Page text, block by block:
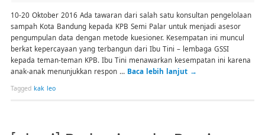
10-20 Oktober 2016 Ada tawaran dari salah satu konsultan pengelolaan
sampah Kota Bandung kepada KPB Semi Palar untuk menjadi asesor
pengumpulan data dengan metode kuesioner. Kesempatan ini muncul
berkat kepercayaan yang terbangun dari Ibu Tini – lembaga GSSI
kepada teman-teman KPB. Ibu Tini menawarkan kesempatan ini karena
anak-anak menunjukkan respon … Baca lebih lanjut →
Tagged kak leo